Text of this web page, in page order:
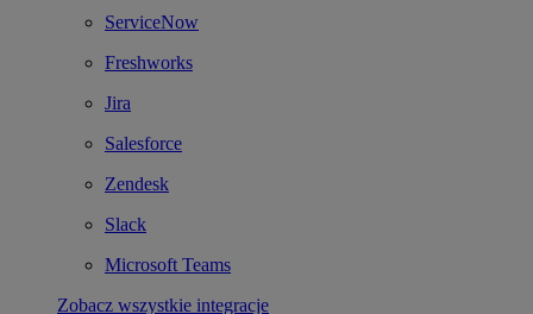
ServiceNow
Freshworks
Jira
Salesforce
Zendesk
Slack
Microsoft Teams
Zobacz wszystkie integracje